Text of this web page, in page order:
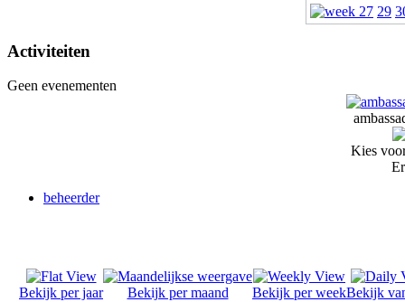
29
Activiteiten
Geen evenementen
Kies
beheerder
Bekijk per jaar Bekijk per maand Bekijk per weekBekijk